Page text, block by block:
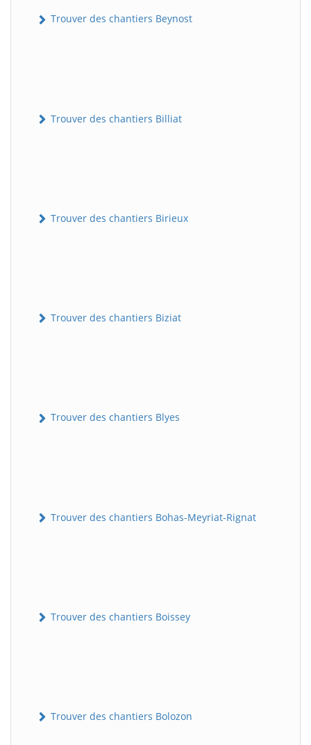
Trouver des chantiers Beynost
Trouver des chantiers Billiat
Trouver des chantiers Birieux
Trouver des chantiers Biziat
Trouver des chantiers Blyes
Trouver des chantiers Bohas-Meyriat-Rignat
Trouver des chantiers Boissey
Trouver des chantiers Bolozon